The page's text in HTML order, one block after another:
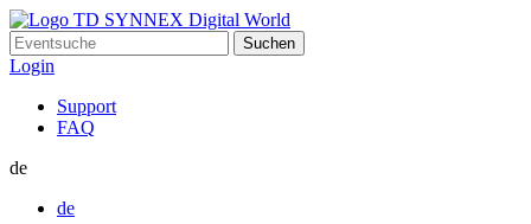
Suchen
nach:
Login
Support
FAQ
de
de